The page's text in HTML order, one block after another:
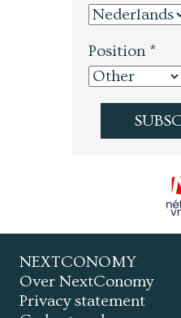
Position *
NEXTCONOMY
Over NextConomy
Privacy statement